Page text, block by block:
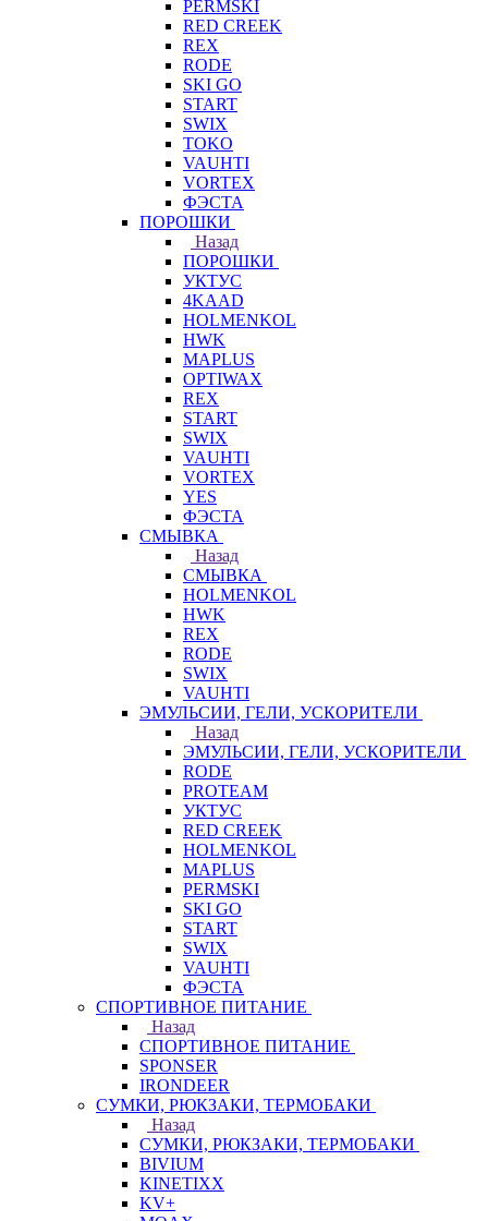
PERMSKI
RED CREEK
REX
RODE
SKI GO
START
SWIX
TOKO
VAUHTI
VORTEX
ФЭСТА
ПОРОШКИ
Назад
ПОРОШКИ
УКТУС
4KAAD
HOLMENKOL
HWK
MAPLUS
OPTIWAX
REX
START
SWIX
VAUHTI
VORTEX
YES
ФЭСТА
СМЫВКА
Назад
СМЫВКА
HOLMENKOL
HWK
REX
RODE
SWIX
VAUHTI
ЭМУЛЬСИИ, ГЕЛИ, УСКОРИТЕЛИ
Назад
ЭМУЛЬСИИ, ГЕЛИ, УСКОРИТЕЛИ
RODE
PROTEAM
УКТУС
RED CREEK
HOLMENKOL
MAPLUS
PERMSKI
SKI GO
START
SWIX
VAUHTI
ФЭСТА
СПОРТИВНОЕ ПИТАНИЕ
Назад
СПОРТИВНОЕ ПИТАНИЕ
SPONSER
IRONDEER
СУМКИ, РЮКЗАКИ, ТЕРМОБАКИ
Назад
СУМКИ, РЮКЗАКИ, ТЕРМОБАКИ
BIVIUM
KINETIXX
KV+